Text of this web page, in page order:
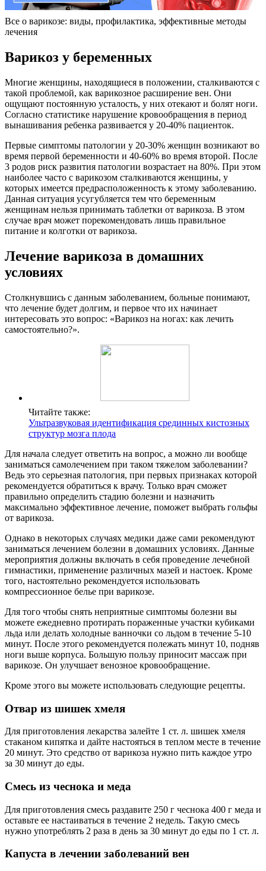
Все о варикозе: виды, профилактика, эффективные методы
лечения
Варикоз у беременных
Многие женщины, находящиеся в положении, сталкиваются с
такой проблемой, как варикозное расширение вен. Они
ощущают постоянную усталость, у них отекают и болят ноги.
Согласно статистике нарушение кровообращения в период
вынашивания ребенка развивается у 20-40% пациенток.
Первые симптомы патологии у 20-30% женщин возникают во
время первой беременности и 40-60% во время второй. После
3 родов риск развития патологии возрастает на 80%. При этом
наиболее часто с варикозом сталкиваются женщины, у
которых имеется предрасположенность к этому заболеванию.
Данная ситуация усугубляется тем что беременным
женщинам нельзя принимать таблетки от варикоза. В этом
случае врач может порекомендовать лишь правильное
питание и колготки от варикоза.
Лечение варикоза в домашних
условиях
Столкнувшись с данным заболеванием, больные понимают,
что лечение будет долгим, и первое что их начинает
интересовать это вопрос: «Варикоз на ногах: как лечить
самостоятельно?».
Читайте также:
Ультразвуковая идентификация срединных кистозных
структур мозга плода
Для начала следует ответить на вопрос, а можно ли вообще
заниматься самолечением при таком тяжелом заболевании?
Ведь это серьезная патология, при первых признаках которой
рекомендуется обратиться к врачу. Только врач сможет
правильно определить стадию болезни и назначить
максимально эффективное лечение, поможет выбрать гольфы
от варикоза.
Однако в некоторых случаях медики даже сами рекомендуют
заниматься лечением болезни в домашних условиях. Данные
мероприятия должны включать в себя проведение лечебной
гимнастики, применение различных мазей и настоек. Кроме
того, настоятельно рекомендуется использовать
компрессионное белье при варикозе.
Для того чтобы снять неприятные симптомы болезни вы
можете ежедневно протирать пораженные участки кубиками
льда или делать холодные ванночки со льдом в течение 5-10
минут. После этого рекомендуется полежать минут 10, подняв
ноги выше корпуса. Большую пользу приносит массаж при
варикозе. Он улучшает венозное кровообращение.
Кроме этого вы можете использовать следующие рецепты.
Отвар из шишек хмеля
Для приготовления лекарства залейте 1 ст. л. шишек хмеля
стаканом кипятка и дайте настояться в теплом месте в течение
20 минут. Это средство от варикоза нужно пить каждое утро
за 30 минут до еды.
Смесь из чеснока и меда
Для приготовления смесь раздавите 250 г чеснока 400 г меда и
оставьте ее настаиваться в течение 2 недель. Такую смесь
нужно употреблять 2 раза в день за 30 минут до еды по 1 ст. л.
Капуста в лечении заболеваний вен